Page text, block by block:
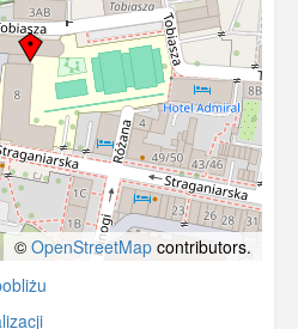
© OpenStreetMap contributors.